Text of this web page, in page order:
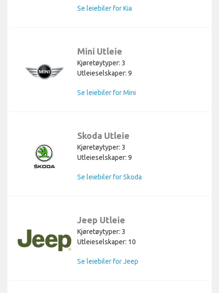
Se leiebiler for Kia
Mini Utleie
Kjøretøytyper: 3
Utleieselskaper: 9
Se leiebiler for Mini
Skoda Utleie
Kjøretøytyper: 3
Utleieselskaper: 9
Se leiebiler for Skoda
Jeep Utleie
Kjøretøytyper: 3
Utleieselskaper: 10
Se leiebiler for Jeep